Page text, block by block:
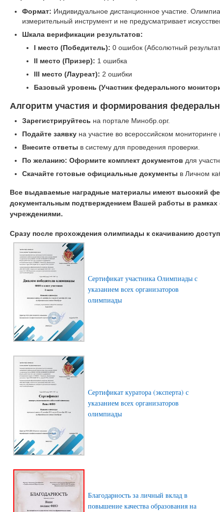
Формат: Индивидуальное дистанционное участие.
измерительный инструмент и не предусматривает
Шкала верификации результатов:
I место (Победитель): 0 ошибок (Абсолютный
II место (Призер): 1 ошибка
III место (Лауреат): 2 ошибки
Базовый уровень (Участник федерального
Алгоритм участия и формирования
Зарегистрируйтесь на портале Минобр.орг.
Подайте заявкуна участие во всероссийском
Внесите ответы в систему для проведения проверки.
По желанию: Оформите комплект документов для
Скачайте готовые официальные документы в Личном
Все выдаваемые наградные материалы имеют высокий
документальным подтверждением Вашей работы в рамках
учреждениями.
Сразу после прохождения олимпиады к скачиванию
Сертификат участника Олимпиады с
указанием всех организаторов
олимпиады
Сертификат куратора (эксперта) с
указанием всех организаторов
олимпиады
Благодарность за личный вклад в
повышение качества образования на